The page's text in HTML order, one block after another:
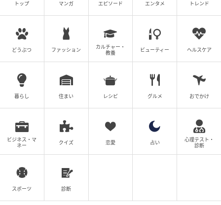
五箇野人
ン（小学館）で連載中。
作品をもっとみる
の記事をもっとみる
トップ マンガ エピソード エンタメ トレンド
どうぶつ ファッション
カルチャー・
教養
ビューティー ヘルスケア
暮らし 住まい レシピ グルメ おでかけ
ビジネス・マ
ネー
クイズ 恋愛 占い
心理テスト・
診断
スポーツ 診断